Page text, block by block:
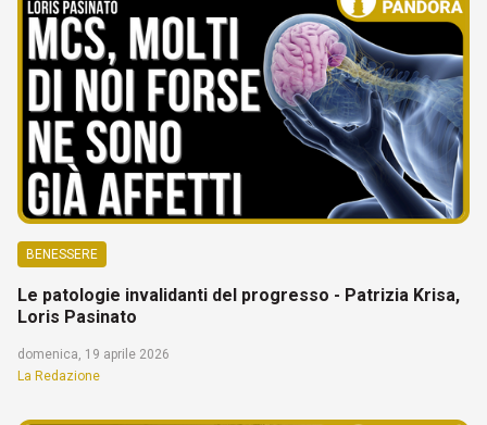
BENESSERE
Le patologie invalidanti del progresso - Patrizia Krisa,
Loris Pasinato
domenica, 19 aprile 2026
La Redazione